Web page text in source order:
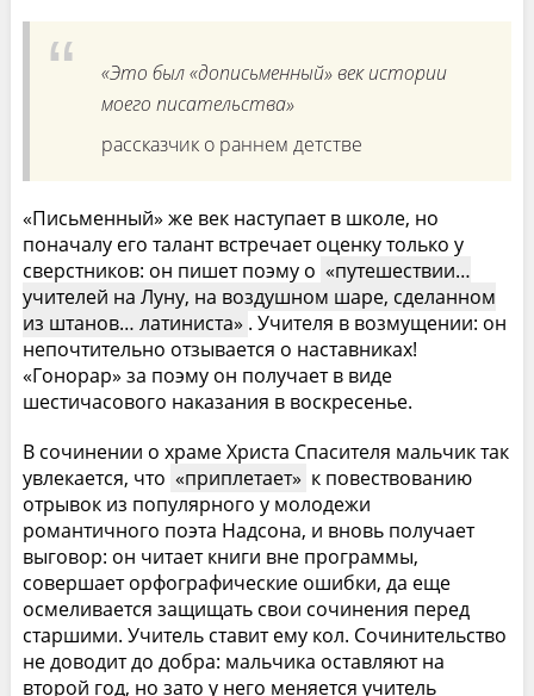
«Это был «дописьменный» век истории
моего писательства»
рассказчик о раннем детстве
«Письменный» же век наступает в школе, но
поначалу его талант встречает оценку только у
сверстников: он пишет поэму о
путешествии…
учителей на Луну, на воздушном шаре, сделанном
из штанов… латиниста
. Учителя в возмущении: он
непочтительно отзывается о наставниках!
«Гонорар» за поэму он получает в виде
шестичасового наказания в воскресенье.
В сочинении о храме Христа Спасителя мальчик так
увлекается, что
приплетает
к повествованию
отрывок из популярного у молодежи
романтичного поэта Надсона, и вновь получает
выговор: он читает книги вне программы,
совершает орфографические ошибки, да еще
осмеливается защищать свои сочинения перед
старшими. Учитель ставит ему кол. Сочинительство
не доводит до добра: мальчика оставляют на
второй год, но зато у него меняется учитель